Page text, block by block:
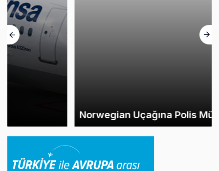
Norwegian Uçağına Polis Müdahalesi